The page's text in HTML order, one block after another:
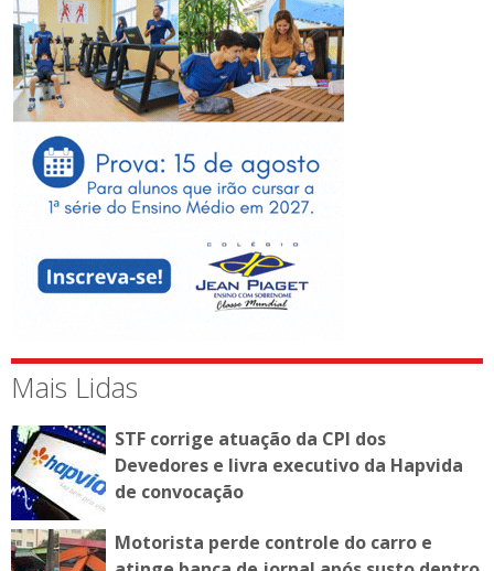
Mais Lidas
STF corrige atuação da CPI dos
Devedores e livra executivo da Hapvida
de convocação
Motorista perde controle do carro e